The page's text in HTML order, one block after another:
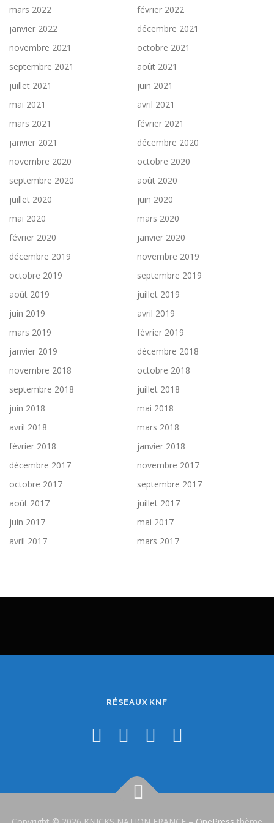
mars 2022
février 2022
janvier 2022
décembre 2021
novembre 2021
octobre 2021
septembre 2021
août 2021
juillet 2021
juin 2021
mai 2021
avril 2021
mars 2021
février 2021
janvier 2021
décembre 2020
novembre 2020
octobre 2020
septembre 2020
août 2020
juillet 2020
juin 2020
mai 2020
mars 2020
février 2020
janvier 2020
décembre 2019
novembre 2019
octobre 2019
septembre 2019
août 2019
juillet 2019
juin 2019
avril 2019
mars 2019
février 2019
janvier 2019
décembre 2018
novembre 2018
octobre 2018
septembre 2018
juillet 2018
juin 2018
mai 2018
avril 2018
mars 2018
février 2018
janvier 2018
décembre 2017
novembre 2017
octobre 2017
septembre 2017
août 2017
juillet 2017
juin 2017
mai 2017
avril 2017
mars 2017
RÉSEAUX KNF